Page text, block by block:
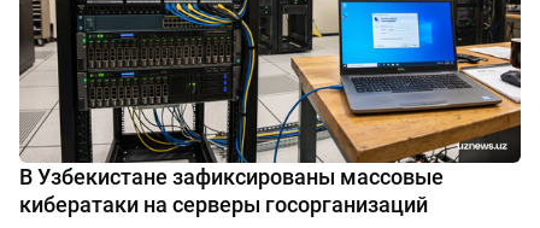
В Узбекистане зафиксированы массовые
кибератаки на серверы госорганизаций